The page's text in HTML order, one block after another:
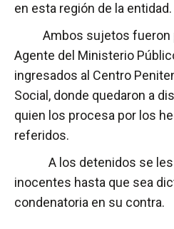
en esta región de la entidad.
Ambos sujetos fueron
Agente del Ministerio
ingresados al Centro
Social, donde quedaron a
quien los procesa por los
referidos.
A los detenidos se les
inocentes hasta que sea
condenatoria en su contra.